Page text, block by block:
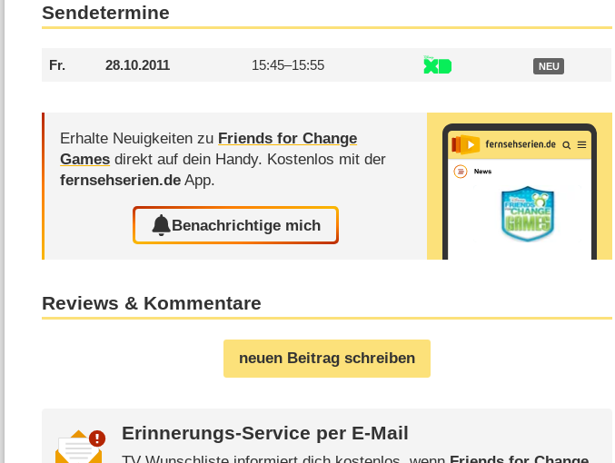
Sendetermine
Fr. 28.10.2011 15:45–15:55 NEU
Erhalte Neuigkeiten zu Friends for Change
Games direkt auf dein Handy. Kostenlos mit der
fernsehserien.de App.
Benachrichtige mich
Reviews & Kommentare
neuen Beitrag schreiben
Erinnerungs-Service per E-Mail